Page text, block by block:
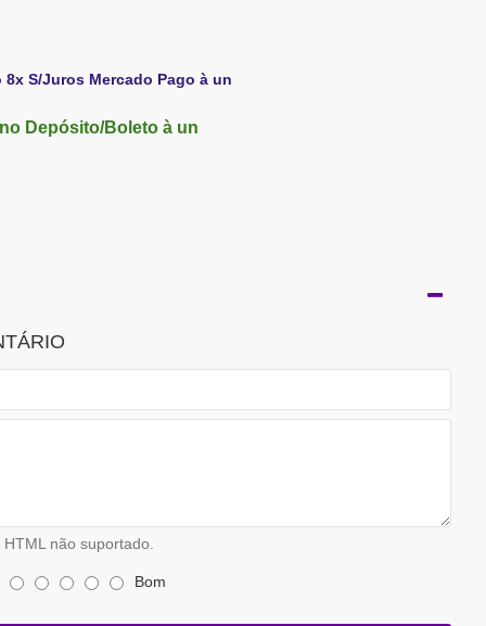
8x S/Juros Mercado Pago à un
no Depósito/Boleto à un
HTML não suportado.
Bom